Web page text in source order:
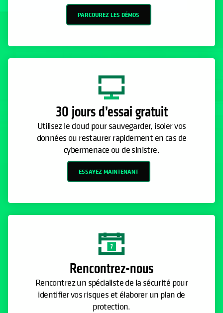
PARCOUREZ LES DÉMOS
30 jours d’essai gratuit
Utilisez le cloud pour sauvegarder, isoler vos
données ou restaurer rapidement en cas de
cybermenace ou de sinistre.
ESSAYEZ MAINTENANT
Rencontrez-nous
Rencontrez un spécialiste de la sécurité pour
identifier vos risques et élaborer un plan de
protection.